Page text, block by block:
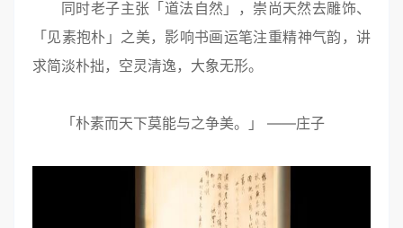
同时老子主张「道法自然」，崇尚天然去雕饰、
「见素抱朴」之美，影响书画运笔注重精神气韵，讲
求简淡朴拙，空灵清逸，大象无形。
「朴素而天下莫能与之争美。」 ——庄子